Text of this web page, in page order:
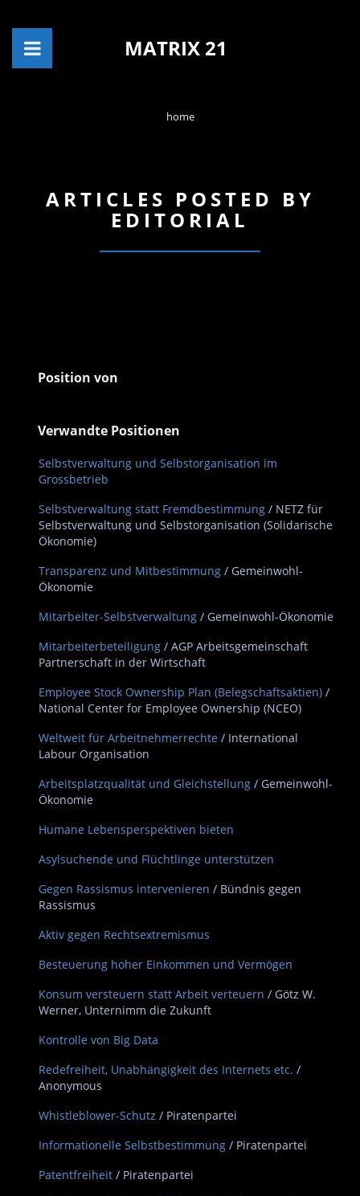
MATRIX 21
home
ARTICLES POSTED BY
EDITORIAL
Position von
Verwandte Positionen
Selbstverwaltung und Selbstorganisation im
Grossbetrieb
Selbstverwaltung statt Fremdbestimmung / NETZ für
Selbstverwaltung und Selbstorganisation (Solidarische
Ökonomie)
Transparenz und Mitbestimmung / Gemeinwohl-
Ökonomie
Mitarbeiter-Selbstverwaltung / Gemeinwohl-Ökonomie
Mitarbeiterbeteiligung / AGP Arbeitsgemeinschaft
Partnerschaft in der Wirtschaft
Employee Stock Ownership Plan (Belegschaftsaktien) /
National Center for Employee Ownership (NCEO)
Weltweit für Arbeitnehmerrechte / International
Labour Organisation
Arbeitsplatzqualität und Gleichstellung / Gemeinwohl-
Ökonomie
Humane Lebensperspektiven bieten
Asylsuchende und Flüchtlinge unterstützen
Gegen Rassismus intervenieren / Bündnis gegen
Rassismus
Aktiv gegen Rechtsextremismus
Besteuerung hoher Einkommen und Vermögen
Konsum versteuern statt Arbeit verteuern / Götz W.
Werner, Unternimm die Zukunft
Kontrolle von Big Data
Redefreiheit, Unabhängigkeit des Internets etc. /
Anonymous
Whistleblower-Schutz / Piratenpartei
Informationelle Selbstbestimmung / Piratenpartei
Patentfreiheit / Piratenpartei